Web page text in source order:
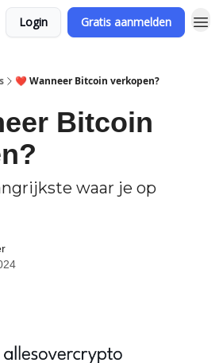
Login Gratis aanmelden
❤️ Wanneer Bitcoin verkopen?
Bitcoin
waar je op